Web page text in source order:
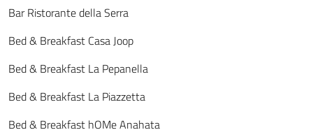
Bar Ristorante della Serra
Bed & Breakfast Casa Joop
Bed & Breakfast La Pepanella
Bed & Breakfast La Piazzetta
Bed & Breakfast hOMe Anahata